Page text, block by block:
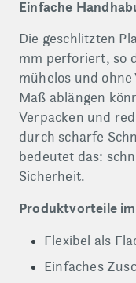
Einfache
Die geschlitzten
mm perforiert, so
mühelos und
Maß ablängen
Verpacken und
durch scharfe
bedeutet das:
Sicherheit.
Produktvorteile
Flexibel als
Einfaches